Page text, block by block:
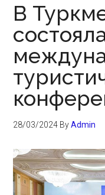
В
28/03/2024 ByAdmin